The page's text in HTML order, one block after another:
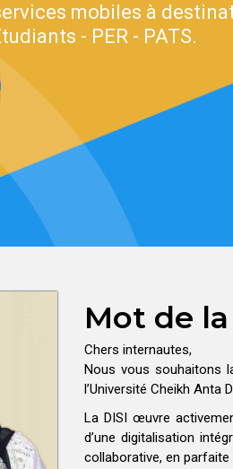
mobiles à
- PER - PATS.
Mot de
Chers internautes,
Nous vous souhaitons
l’Université Cheikh Anta
La DISI œuvre
d’une digitalisation
collaborative, en